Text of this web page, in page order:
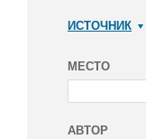
ИСТОЧНИК
МЕСТО
АВТОР